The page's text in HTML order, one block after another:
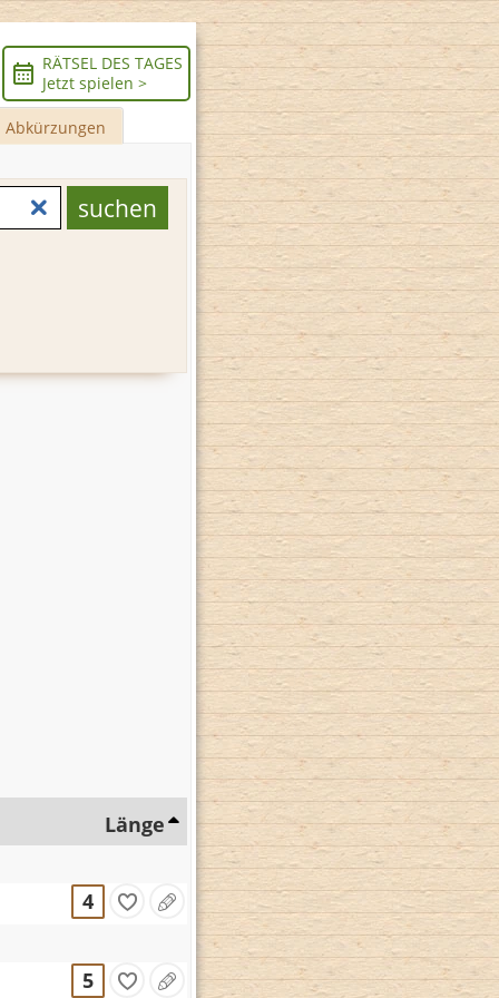
RÄTSEL DES TAGES
Jetzt spielen >
Abkürzungen
Länge
4
5